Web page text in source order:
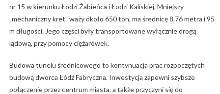
nr 15 w kierunku Łodzi Żabieńca i Łodzi Kaliskiej. Mniejszy
„mechaniczny kret” waży około 650 ton, ma średnicę 8,76 metra i 95
m długości. Jego części były transportowane wyłącznie drogą
lądową, przy pomocy ciężarówek.
Budowa tunelu średnicowego to kontynuacja prac rozpoczętych
budową dworca Łódź Fabryczna. Inwestycja zapewni szybsze
połączenie przez centrum miasta, a także przyczyni się do